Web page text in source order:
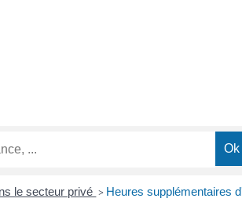
le secteur privé > Heures supplémentaires